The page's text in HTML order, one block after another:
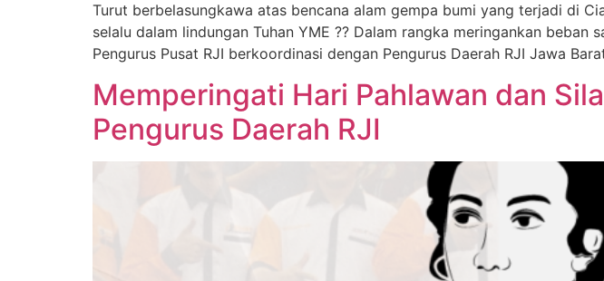
Turut berbelasungkawa atas bencana alam gempa bumi yang terjadi di
selalu dalam lindungan Tuhan YME ?? Dalam rangka meringankan
Pengurus Pusat RJI berkoordinasi dengan Pengurus Daerah RJI Jawa
Memperingati Hari Pahlawan dan
Pengurus Daerah RJI